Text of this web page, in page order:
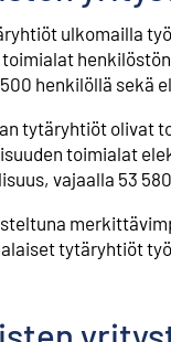
ulkomailla
henkilöllä sekä
tytäryhtiöt olivat
toimialat
vajaalla 53
tytäryhtiöt